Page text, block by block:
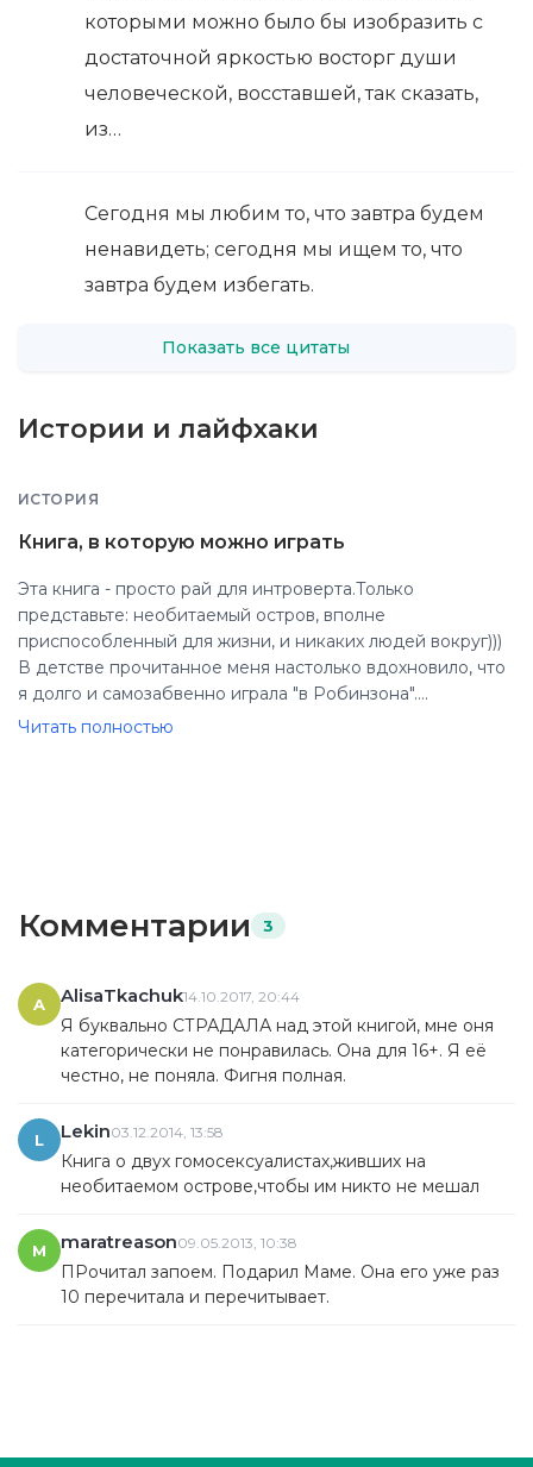
которыми можно было бы изобразить с
достаточной яркостью восторг души
человеческой, восставшей, так сказать,
из…
Сегодня мы любим то, что завтра будем
ненавидеть; сегодня мы ищем то, что
завтра будем избегать.
Показать все цитаты
Истории и лайфхаки
ИСТОРИЯ
Книга, в которую можно играть
Эта книга - просто рай для интроверта.Только
представьте: необитаемый остров, вполне
приспособленный для жизни, и никаких людей вокруг)))
В детстве прочитанное меня настолько вдохновило, что
я долго и самозабвенно играла "в Робинзона".
Раскрытый зонтик был моим домом, я также строила
сама себе в детстве))
Читать полностью
Комментарии 3
A AlisaTkachuk14.10.2017, 20:44
Я буквально СТРАДАЛА над этой книгой, мне оня
категорически не понравилась. Она для 16+. Я её
честно, не поняла. Фигня полная.
L Lekin03.12.2014, 13:58
Книга о двух гомосексуалистах,живших на
необитаемом острове,чтобы им никто не мешал
M maratreason09.05.2013, 10:38
ПРочитал запоем. Подарил Маме. Она его уже раз
10 перечитала и перечитывает.